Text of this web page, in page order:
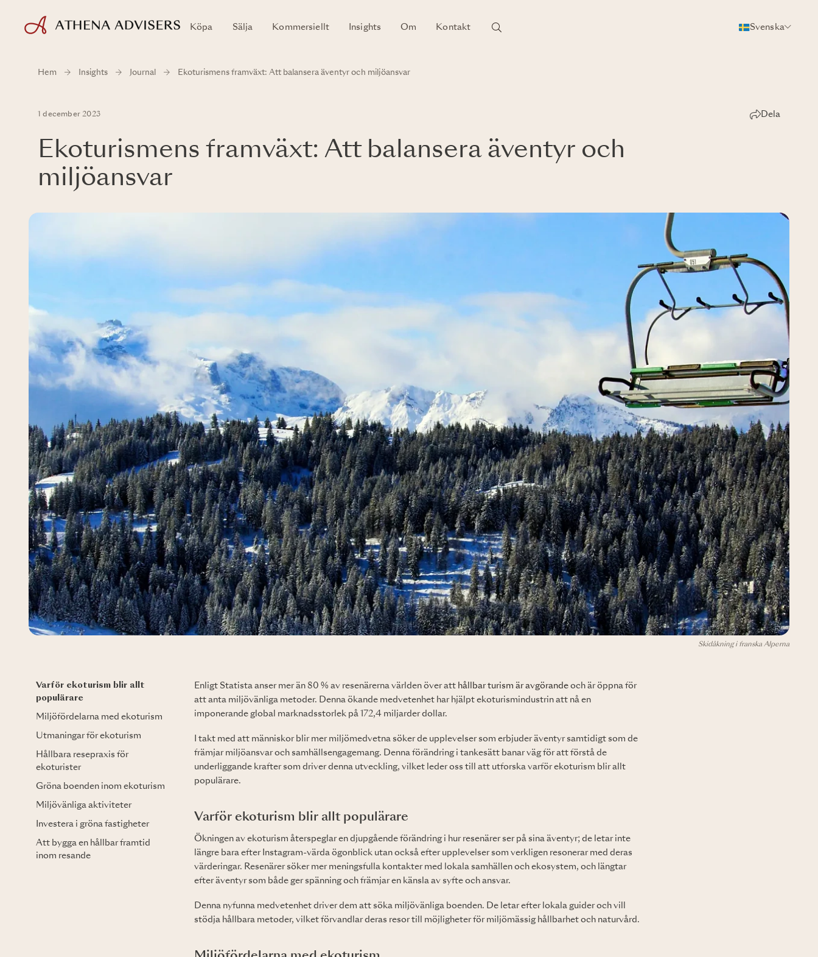
Köpa Sälja Kommersiellt Insights Om Kontakt Svenska
Hem Insights Journal Ekoturismens framväxt: Att balansera äventyr och miljöansvar
1 december 2023 Dela
Ekoturismens framväxt: Att balansera äventyr och
miljöansvar
Skidåkning i franska Alperna
Varför ekoturism blir allt
populärare
Miljöfördelarna med ekoturism
Utmaningar för ekoturism
Hållbara resepraxis för
ekoturister
Gröna boenden inom ekoturism
Miljövänliga aktiviteter
Investera i gröna fastigheter
Att bygga en hållbar framtid
inom resande
Enligt Statista anser mer än 80 % av resenärerna världen över att hållbar turism är avgörande och är öppna för
att anta miljövänliga metoder. Denna ökande medvetenhet har hjälpt ekoturismindustrin att nå en
imponerande global marknadsstorlek på 172,4 miljarder dollar.
I takt med att människor blir mer miljömedvetna söker de upplevelser som erbjuder äventyr samtidigt som de
främjar miljöansvar och samhällsengagemang. Denna förändring i tankesätt banar väg för att förstå de
underliggande krafter som driver denna utveckling, vilket leder oss till att utforska varför ekoturism blir allt
populärare.
Varför ekoturism blir allt populärare
Ökningen av ekoturism återspeglar en djupgående förändring i hur resenärer ser på sina äventyr; de letar inte
längre bara efter Instagram-värda ögonblick utan också efter upplevelser som verkligen resonerar med deras
värderingar. Resenärer söker mer meningsfulla kontakter med lokala samhällen och ekosystem, och längtar
efter äventyr som både ger spänning och främjar en känsla av syfte och ansvar.
Denna nyfunna medvetenhet driver dem att söka miljövänliga boenden. De letar efter lokala guider och vill
stödja hållbara metoder, vilket förvandlar deras resor till möjligheter för miljömässig hållbarhet och naturvård.